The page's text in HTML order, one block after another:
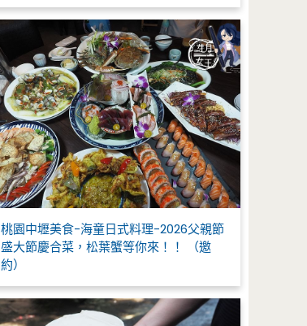
桃園中壢美食-海童日式料理-2026父親節
盛大節慶合菜，松葉蟹等你來！！ （邀
約）